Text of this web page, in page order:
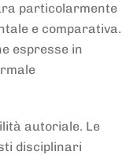
particolarmente
e comparativa.
espresse in
autoriale. Le
disciplinari